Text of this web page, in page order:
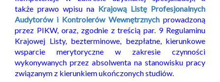
także prawo wpisu na Krajową Listę Profesjonalnych
Audytorów i Kontrolerów Wewnętrznych prowadzoną
przez PIKW, oraz, zgodnie z treścią par. 9 Regulaminu
Krajowej Listy, bezterminowe, bezpłatne, kierunkowe
wsparcie merytoryczne w zakresie czynności
wykonywanych przez absolwenta na stanowisku pracy
związanym z kierunkiem ukończonych studiów.